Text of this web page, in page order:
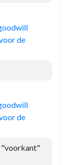
de
de
"voorkant"